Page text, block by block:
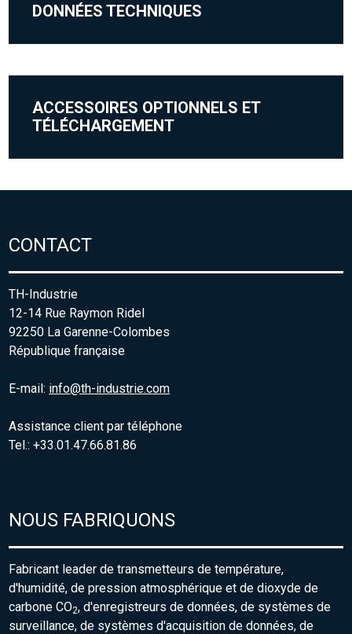
DONNÉES TECHNIQUES
ACCESSOIRES OPTIONNELS ET
TÉLÉCHARGEMENT
CONTACT
TH-Industrie
12-14 Rue Raymon Ridel
92250 La Garenne-Colombes
République française
E-mail: info@th-industrie.com
Assistance client par téléphone
Tel.: +33.01.47.66.81.86
NOUS FABRIQUONS
Fabricant leader de transmetteurs de température,
d'humidité, de pression atmosphérique et de dioxyde de
carbone CO2, d'enregistreurs de données, de systèmes de
surveillance, de systèmes d'acquisition de données, de